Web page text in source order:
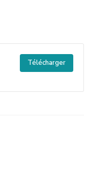
Télécharger